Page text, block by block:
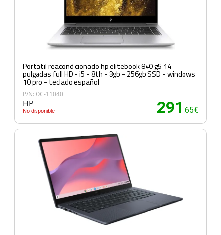
Portatil reacondicionado hp elitebook 840 g5 14
pulgadas full HD - i5 - 8th - 8gb - 256gb SSD - windows
10 pro - teclado español
P/N: OC-11040
HP
No disponible 291 .65€